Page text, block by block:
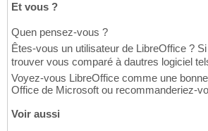
Et vous ?
Quen pensez-vous ?
Êtes-vous un utilisateur de LibreOffice ?
trouver vous comparé à dautres logiciel
Voyez-vous LibreOffice comme une
Office de Microsoft ou recommanderiez-
Voir aussi